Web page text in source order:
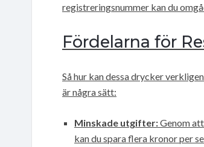
registreringsnummer kan du
Fördelarna för
Så hur kan dessa drycker
är några sätt:
Minskade utgifter:Genom
kan du spara flera kronor per